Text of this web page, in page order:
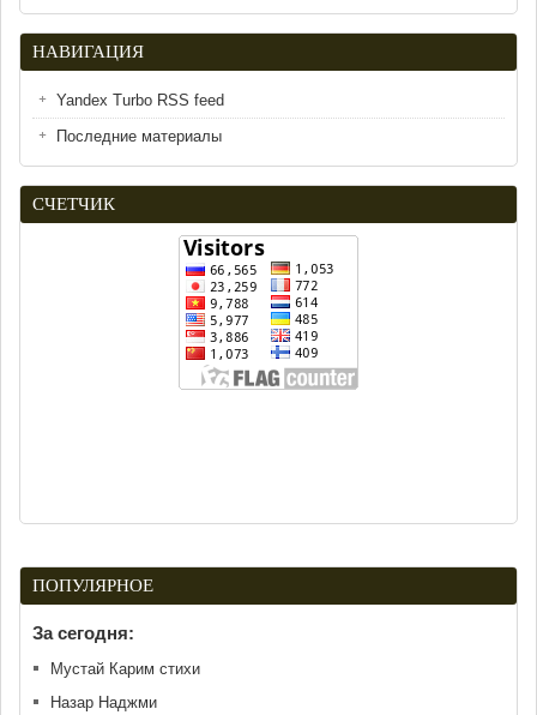
НАВИГАЦИЯ
Yandex Turbo RSS feed
Последние материалы
СЧЕТЧИК
ПОПУЛЯРНОЕ
За сегодня:
Мустай Карим стихи
Назар Наджми